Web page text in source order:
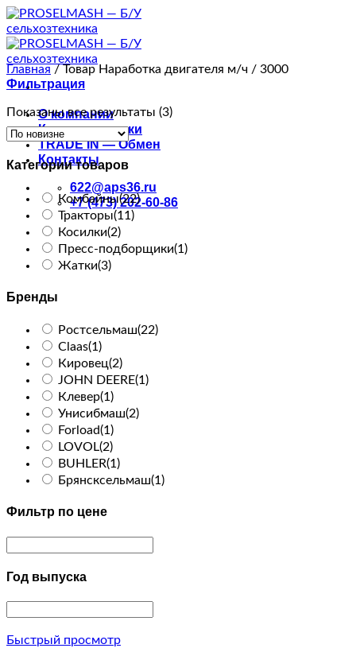
Skip
to
content
О компании
Каталог техники
TRADE IN — Обмен
Контакты
622@aps36.ru
+7 (473) 202-60-86
Главная / Товар Наработка двигателя м/ч / 3000
Фильтрация
Показаны все результаты (3)Сортировка:
Категории товаров
Комбайны(22)
Тракторы(11)
Косилки(2)
Пресс-подборщики(1)
Жатки(3)
Бренды
Ростсельмаш(22)
Claas(1)
Кировец(2)
JOHN DEERE(1)
Клевер(1)
Унисибмаш(2)
Forload(1)
LOVOL(2)
BUHLER(1)
Брянсксельмаш(1)
Фильтр по цене
Год выпуска
Быстрый просмотр